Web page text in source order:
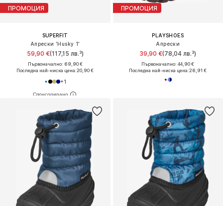
ПРОМОЦИЯ
SUPERFIT
Апрески 'Husky 1'
59,90 €(117,15 лв.³)
Първоначално: 69,90 €
Последна най-ниска цена:20,90 €
+1
ПРОМОЦИЯ
PLAYSHOES
Апрески
39,90 €(78,04 лв.³)
Първоначално: 44,90 €
Последна най-ниска цена:26,91 €